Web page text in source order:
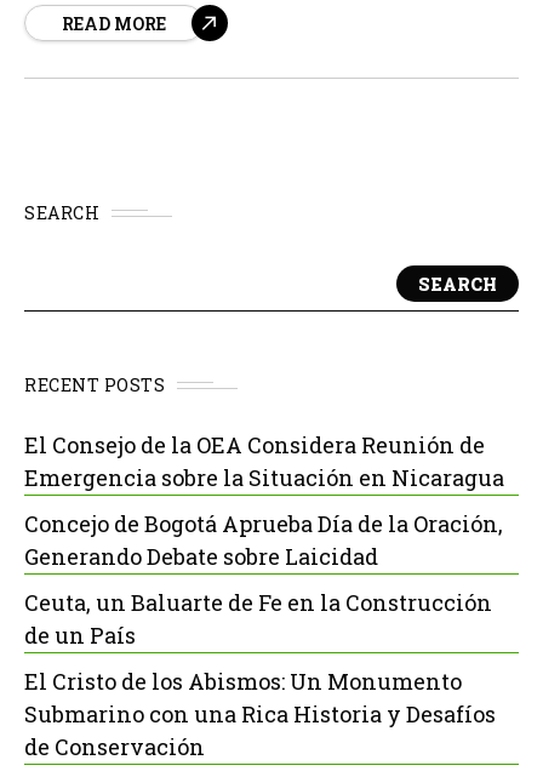
de Chiclayo, una diócesis significativa para la Iglesia por
READ MORE
SEARCH
SEARCH
RECENT POSTS
El Consejo de la OEA Considera Reunión de
Emergencia sobre la Situación en Nicaragua
Concejo de Bogotá Aprueba Día de la Oración,
Generando Debate sobre Laicidad
Ceuta, un Baluarte de Fe en la Construcción
de un País
El Cristo de los Abismos: Un Monumento
Submarino con una Rica Historia y Desafíos
de Conservación